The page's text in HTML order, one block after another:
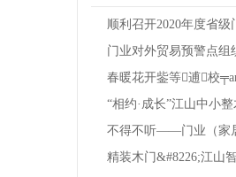
顺利召开2020年度省
门业对外贸易预警点组
春暖花开鈭等逋校
“相约·成长”江山中小
不得不听——门业（家
精装木门&#8226;江山